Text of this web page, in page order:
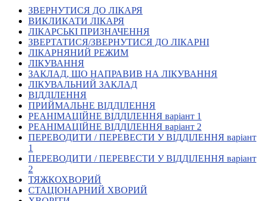
92 роки УТОГ
93 роки УТОГ
Історії та спогади ветеранів УТОГ
Кадрові зміни
Працевлаштування
Про глухих
Постаті в УТОГ
Все про УТОГ: ваші права, послуги та підтримка:
Важлива інформація
Благодійні справи
Історія глухих
Коронавірус
Брифінги
Офіційна інформація
Про УТОГ
Керівництво УТОГ
ЗВЕРНУТИСЯ ДО ЛІКАРЯ
ВИКЛИКАТИ ЛІКАРЯ
ЛІКАРСЬКІ ПРИЗНАЧЕННЯ
ЗВЕРТАТИСЯ/ЗВЕРНУТИСЯ ДО ЛІКАРНІ
ЛІКАРНЯНИЙ РЕЖИМ
ЛІКУВАННЯ
ЗАКЛАД, ЩО НАПРАВИВ НА ЛІКУВАННЯ
ЛІКУВАЛЬНИЙ ЗАКЛАД
ВІДДІЛЕННЯ
ПРИЙМАЛЬНЕ ВІДДІЛЕННЯ
РЕАНІМАЦІЙНЕ ВІДДІЛЕННЯ варіант 1
РЕАНІМАЦІЙНЕ ВІДДІЛЕННЯ варіант 2
ПЕРЕВОДИТИ / ПЕРЕВЕСТИ У ВІДДІЛЕННЯ варіант
1
ПЕРЕВОДИТИ / ПЕРЕВЕСТИ У ВІДДІЛЕННЯ варіант
2
ТЯЖКОХВОРИЙ
СТАЦІОНАРНИЙ ХВОРИЙ